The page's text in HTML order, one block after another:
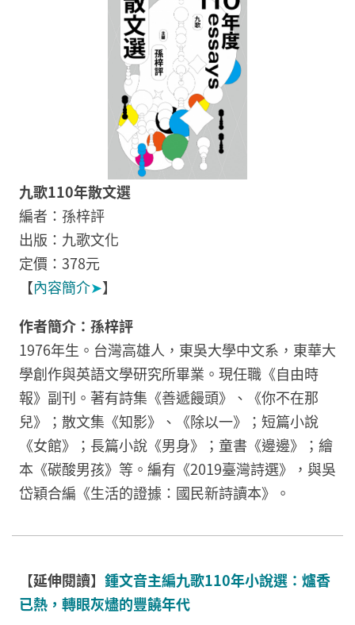
九歌110年散文選
編者：孫梓評
出版：九歌文化
定價：378元
【內容簡介➤】
作者簡介：孫梓評
1976年生。台灣高雄人，東吳大學中文系，東華大
學創作與英語文學研究所畢業。現任職《自由時
報》副刊。著有詩集《善遞饅頭》、《你不在那
兒》；散文集《知影》、《除以一》；短篇小說
《女館》；長篇小說《男身》；童書《邊邊》；繪
本《碳酸男孩》等。編有《2019臺灣詩選》，與吳
岱穎合編《生活的證據：國民新詩讀本》。
【延伸閱讀】 鍾文音主編九歌110年小說選：爐香
已熱，轉眼灰燼的豐饒年代